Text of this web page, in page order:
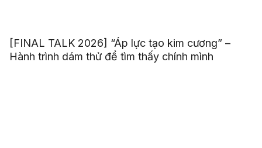
[FINAL TALK 2026] “Áp lực tạo kim cương” –
Hành trình dám thử để tìm thấy chính mình